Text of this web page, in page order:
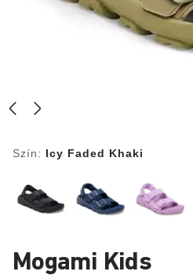
Szín: Icy Faded Khaki
Mogami Kids